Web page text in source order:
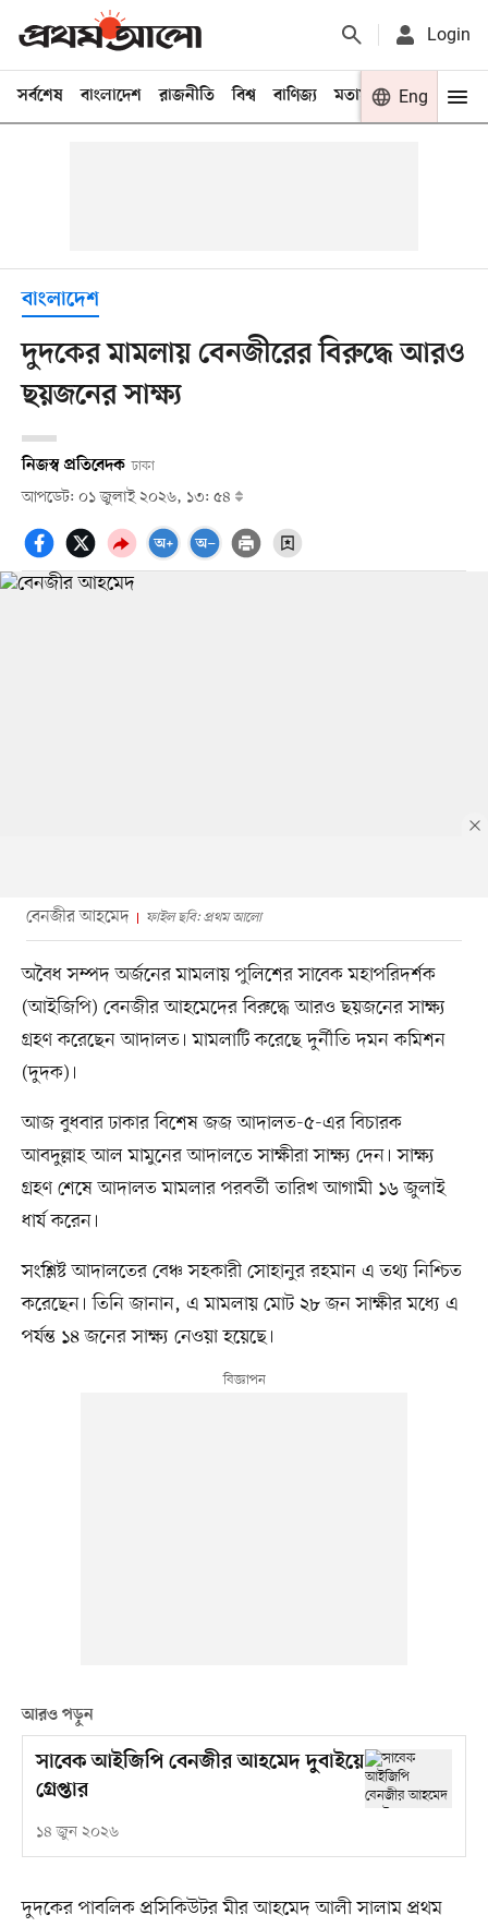
Login
সর্বশেষ বাংলাদেশ রাজনীতি বিশ্ব বাণিজ্য মতামত খেলা
Eng
বাংলাদেশ
দুদকের মামলায় বেনজীরের বিরুদ্ধে আরও
ছয়জনের সাক্ষ্য
নিজস্ব প্রতিবেদক ঢাকা
আপডেট: ০১ জুলাই ২০২৬, ১৩: ৫৪
বেনজীর আহমেদ ফাইল ছবি: প্রথম আলো
অবৈধ সম্পদ অর্জনের মামলায় পুলিশের সাবেক মহাপরিদর্শক
(আইজিপি) বেনজীর আহমেদের বিরুদ্ধে আরও ছয়জনের সাক্ষ্য
গ্রহণ করেছেন আদালত। মামলাটি করেছে দুর্নীতি দমন কমিশন
(দুদক)।
আজ বুধবার ঢাকার বিশেষ জজ আদালত-৫-এর বিচারক
আবদুল্লাহ আল মামুনের আদালতে সাক্ষীরা সাক্ষ্য দেন। সাক্ষ্য
গ্রহণ শেষে আদালত মামলার পরবর্তী তারিখ আগামী ১৬ জুলাই
ধার্য করেন।
সংশ্লিষ্ট আদালতের বেঞ্চ সহকারী সোহানুর রহমান এ তথ্য নিশ্চিত
করেছেন। তিনি জানান, এ মামলায় মোট ২৮ জন সাক্ষীর মধ্যে এ
পর্যন্ত ১৪ জনের সাক্ষ্য নেওয়া হয়েছে।
আরও পড়ুন
সাবেক আইজিপি বেনজীর আহমেদ দুবাইয়ে
গ্রেপ্তার
১৪ জুন ২০২৬
দুদকের পাবলিক প্রসিকিউটর মীর আহমেদ আলী সালাম প্রথম